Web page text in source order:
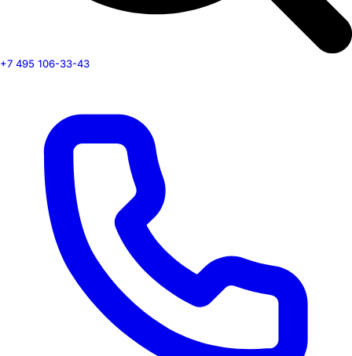
+7 495 106-33-43